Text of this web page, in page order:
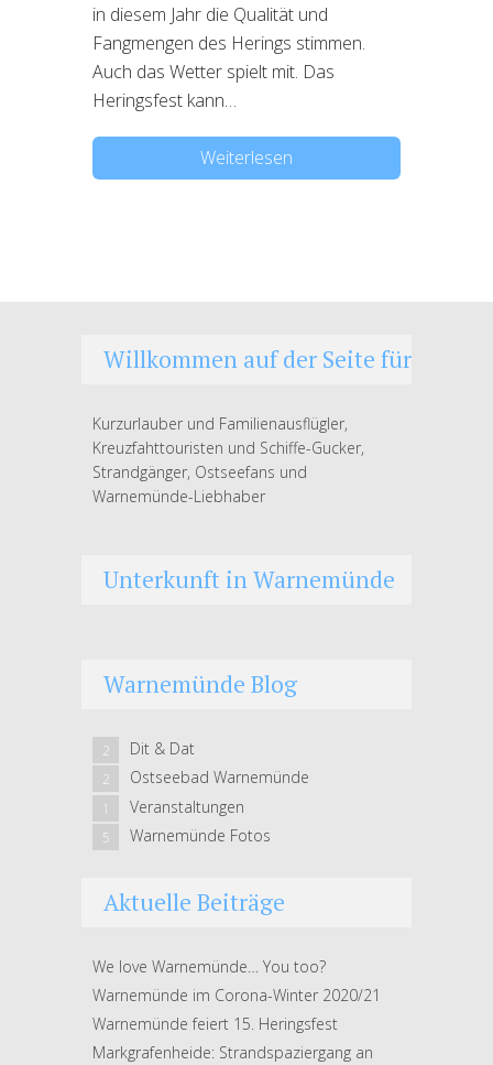
in diesem Jahr die Qualität und
Fangmengen des Herings stimmen.
Auch das Wetter spielt mit. Das
Heringsfest kann…
Weiterlesen
Willkommen auf der Seite für
Kurzurlauber und Familienausflügler,
Kreuzfahttouristen und Schiffe-Gucker,
Strandgänger, Ostseefans und
Warnemünde-Liebhaber
Unterkunft in Warnemünde
Warnemünde Blog
Dit & Dat
2
Ostseebad Warnemünde
2
Veranstaltungen
1
Warnemünde Fotos
5
Aktuelle Beiträge
We love Warnemünde… You too?
Warnemünde im Corona-Winter 2020/21
Warnemünde feiert 15. Heringsfest
Markgrafenheide: Strandspaziergang an